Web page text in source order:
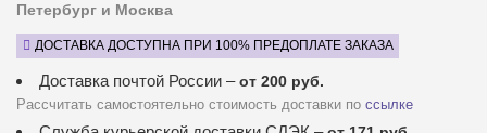
Петербург и Москва
ДОСТАВКА ДОСТУПНА ПРИ 100% ПРЕДОПЛАТЕ ЗАКАЗА
Доставка почтой России –от 200 руб.
Рассчитать самостоятельно стоимость доставки по ссылке